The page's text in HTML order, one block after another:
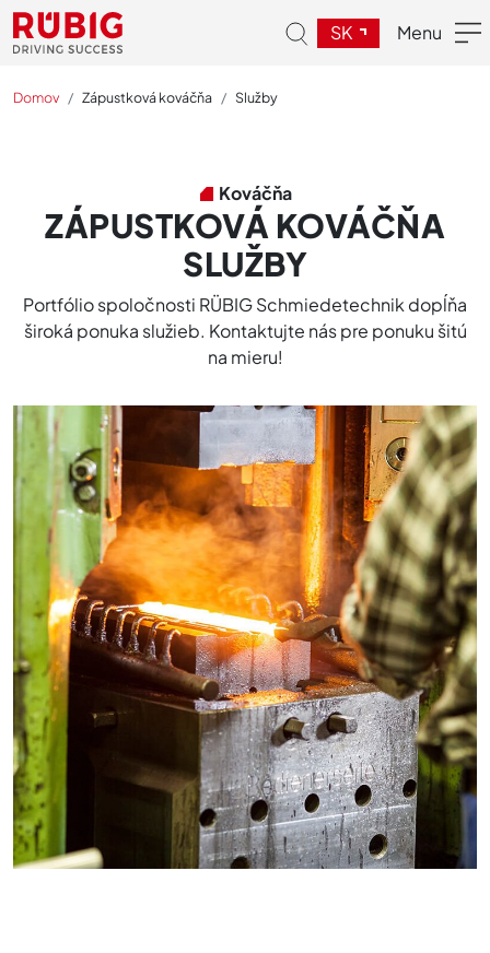
SK Menu
Domov Zápustková kováčňa Služby
Kováčňa
ZÁPUSTKOVÁ KOVÁČŇA
SLUŽBY
Portfólio spoločnosti RÜBIG Schmiedetechnik dopĺňa
široká ponuka služieb. Kontaktujte nás pre ponuku šitú
na mieru!